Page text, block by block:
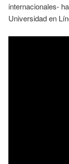
internacionales-
Universidad en